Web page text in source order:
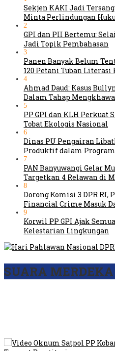
Sekjen KAKI Jadi
Minta Perlindungan
2
GPI dan PII Bertemu:
Jadi Topik Pembahasan
3
Panen Banyak Belum
120 Petani Tuban Literasi
4
Ahmad Daud: Kasus
Dalam Tahap
5
PP GPI dan KLH Perkuat
Tobat Ekologis Nasional
6
Dinas PU Pengairan
Produktif dalam Program
7
PAN Banyuwangi Gelar
Targetkan 4 Relawan di
8
Dorong Komisi 3 DPR RI,
Financial Crime Masuk
9
Korwil PP GPI Ajak
Kelestarian Lingkungan
SUARA